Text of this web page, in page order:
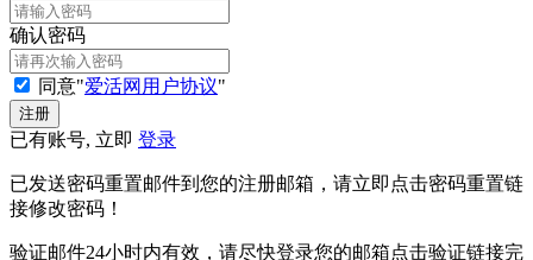
确认密码
同意"爱活网用户协议"
已有账号, 立即 登录
已发送密码重置邮件到您的注册邮箱，请立即点击密码重置链
接修改密码！
验证邮件24小时内有效，请尽快登录您的邮箱点击验证链接完